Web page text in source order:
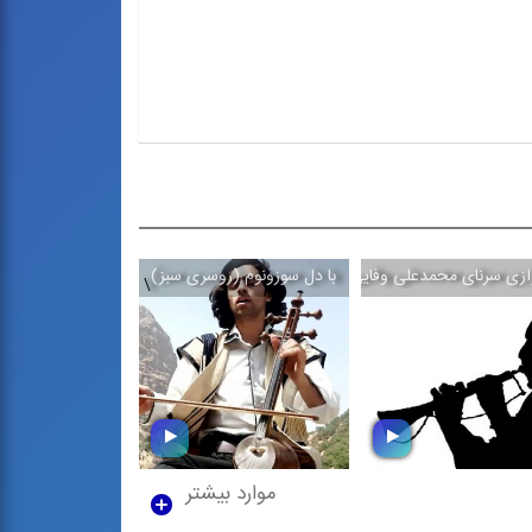
سرنای محمدعلی وفایی با دل سوزونوم (روسری سبز)\
موارد بیشتر